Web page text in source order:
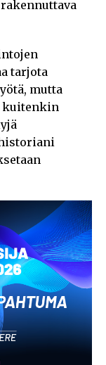
tarjota
mutta
kuitenkin